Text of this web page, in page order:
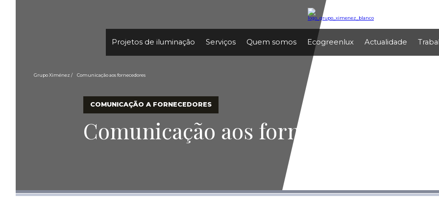
Projetos de iluminação Serviços Quem somos Ecogreenlux Actualidade
Grupo Ximénez Comunicação aos fornecedores
COMUNICAÇÃO A FORNECEDORES
Comunicação aos fornecedores